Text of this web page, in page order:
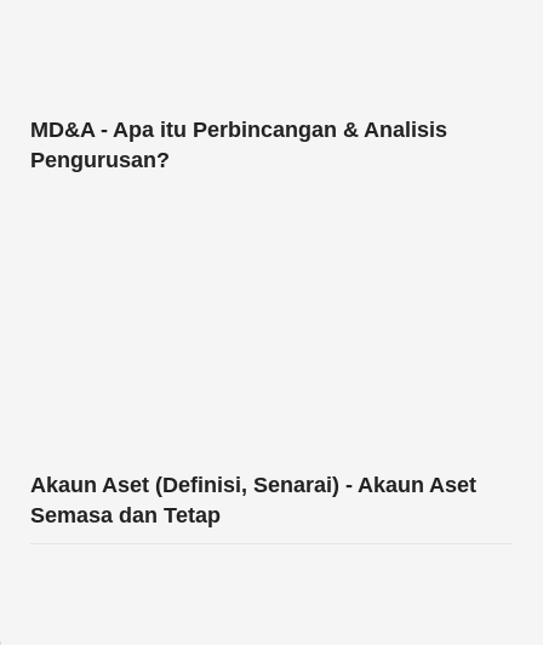
MD&A - Apa itu Perbincangan & Analisis
Pengurusan?
Akaun Aset (Definisi, Senarai) - Akaun Aset
Semasa dan Tetap